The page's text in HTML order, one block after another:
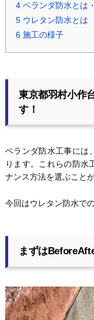
4ベランダ防水とは
5ウレタン防水とは
6施工の様子
東京都羽村小作
す！
ベランダ防水工事には
ります。これらの防水
ナンス方法を選ぶこと
今回はウレタン防水で
まずは